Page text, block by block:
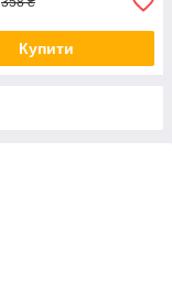
Купити